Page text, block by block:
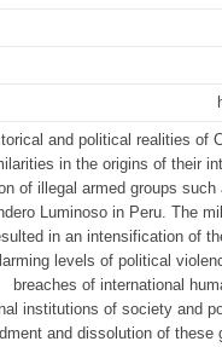
and political realities of
in the origins of their
of illegal armed groups
Luminoso in Peru. The
in an intensification of
levels of political
breaches of international
institutions of society and
and dissolution of